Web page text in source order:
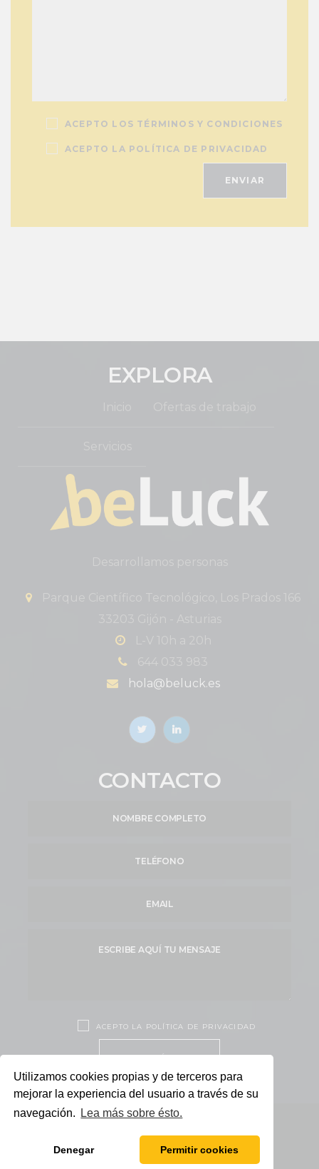
Utilizamos cookies propias y de terceros para
mejorar la experiencia del usuario a través de su
navegación.
Lea más sobre ésto.
Denegar Permitir cookies
ACEPTO LOS TÉRMINOS Y CONDICIONES
ACEPTO LA POLÍTICA DE PRIVACIDAD
EXPLORA
hola@beluck.es
CONTACTO
ACEPTO LA POLÍTICA DE PRIVACIDAD
ENVÍAR
© Copyright2026
Aviso Legal y Política de Privacidad